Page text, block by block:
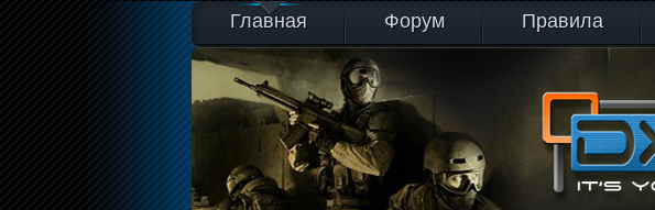
Главная Форум Правила